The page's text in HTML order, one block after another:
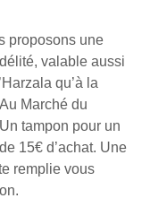
proposons une
valable aussi
qu’à la
Marché du
tampon pour un
15€ d’achat. Une
remplie vous